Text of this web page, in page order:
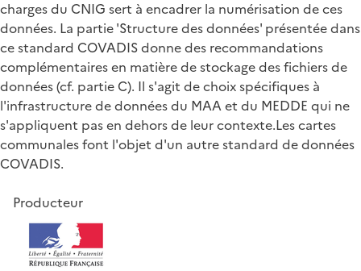
charges du CNIG sert à encadrer la numérisation de ces
données. La partie 'Structure des données' présentée dans
ce standard COVADIS donne des recommandations
complémentaires en matière de stockage des fichiers de
données (cf. partie C). Il s'agit de choix spécifiques à
l'infrastructure de données du MAA et du MEDDE qui ne
s'appliquent pas en dehors de leur contexte.Les cartes
communales font l'objet d'un autre standard de données
COVADIS.
Producteur